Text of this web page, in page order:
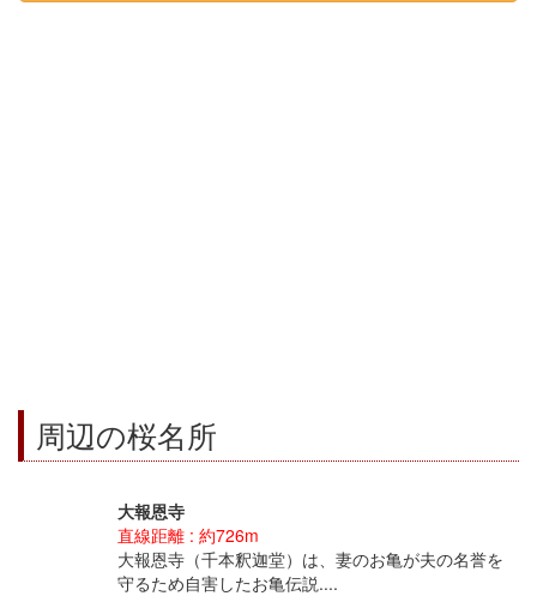
周辺の桜名所
大報恩寺
直線距離 : 約726m
大報恩寺（千本釈迦堂）は、妻のお亀が夫の名誉を
守るため自害したお亀伝説....